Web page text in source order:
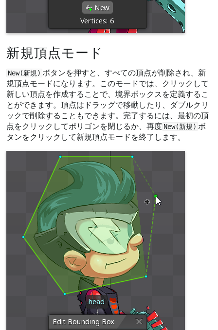
新規頂点モード
New(新規) ボタンを押すと、すべての頂点が削除され、新
規頂点モードになります。このモードでは、クリックして
新しい頂点を作成することで、境界ボックスを定義するこ
とができます。頂点はドラッグで移動したり、ダブルクリ
ックで削除することもできます。完了するには、最初の頂
点をクリックしてポリゴンを閉じるか、再度 New(新規) ボ
タンをクリックして新規頂点モードを終了します。